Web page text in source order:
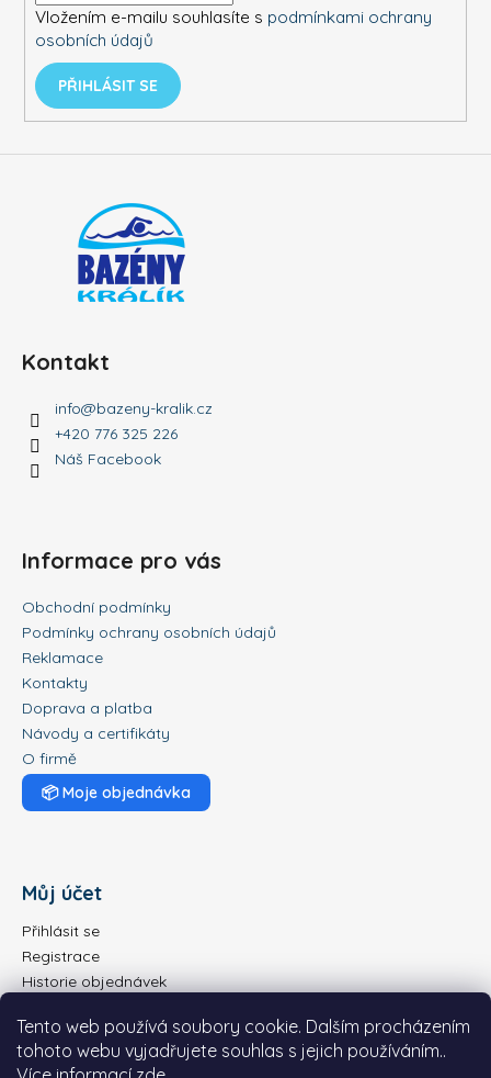
Tento web používá soubory cookie. Dalším procházením
tohoto webu vyjadřujete souhlas s jejich používáním..
Vložením e-mailu souhlasíte s podmínkami ochrany
osobních údajů
PŘIHLÁSIT SE
Kontakt
info@bazeny-kralik.cz
+420 776 325 226
Náš Facebook
Informace pro vás
Obchodní podmínky
Podmínky ochrany osobních údajů
Reklamace
Kontakty
Doprava a platba
Návody a certifikáty
O firmě
📦Moje objednávka
Můj účet
Přihlásit se
Registrace
Historie objednávek